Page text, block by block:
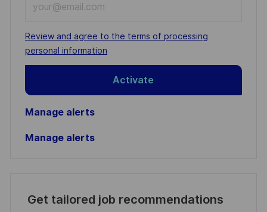
Email
address
(Required)
Required
Review and agree to the terms of processing
personal information
Activate
Manage alerts
Manage alerts
Get tailored job recommendations